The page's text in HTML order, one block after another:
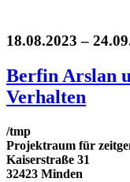
18.08.2023 –
Berfin Arslan
Verhalten
/tmp
Projektraum für
Kaiserstraße 31
32423 Minden